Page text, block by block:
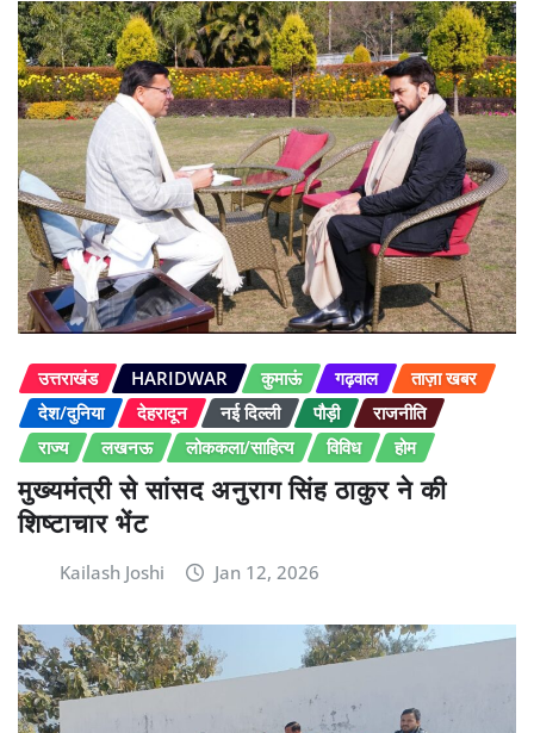
उत्तराखंड HARIDWAR कुमाऊं गढ़वाल
ताज़ा खबर
देश/दुनिया
देहरादून नई दिल्ली पौड़ी
राजनीति
राज्य
लखनऊ लोककला/साहित्य विविध होम
मुख्यमंत्री से सांसद अनुराग सिंह ठाकुर ने की
शिष्टाचार भेंट
Kailash Joshi Jan 12, 2026